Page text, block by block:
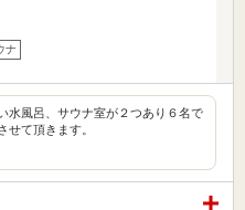
ナ
水風呂、サウナ室が２つあり６名で
せて頂きます。